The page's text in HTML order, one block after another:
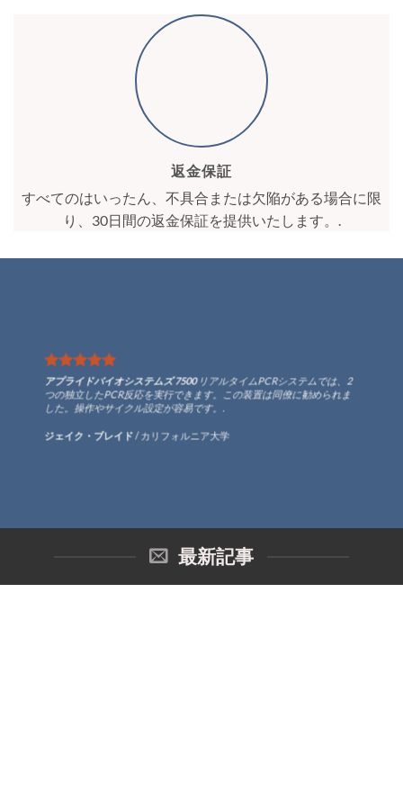
返金保証
すべてのはいったん、不具合または欠陥がある場合に限
り、30日間の返金保証を提供いたします。.
アプライドバイオシステムズ 7500リアルタイムPCRシステムでは、2
つの独立したPCR反応を実行できます。この装置は同僚に勧められま
した。操作やサイクル設定が容易です。.
ジェイク・ブレイド/ カリフォルニア大学
最新記事